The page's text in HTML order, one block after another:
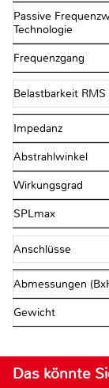
Passive
Technologie
Frequenzgang
Belastbarkeit RMS
Impedanz
Abstrahlwinkel
Wirkungsgrad
SPLmax
Anschlüsse
Abmessungen
Gewicht
Das könnte